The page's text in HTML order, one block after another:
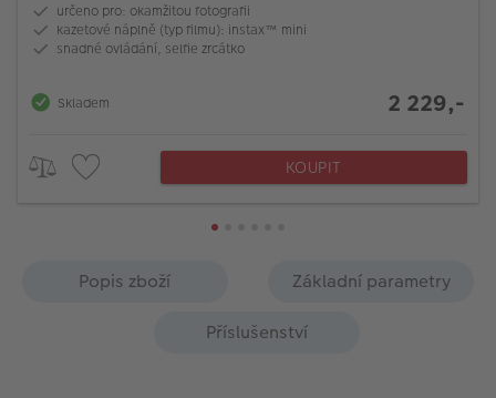
určeno pro: okamžitou fotografii
kazetové náplně (typ filmu): instax™ mini
snadné ovládání, selfie zrcátko
Skladem 2 229,-
KOUPIT
Popis zboží
Základní parametry
Příslušenství